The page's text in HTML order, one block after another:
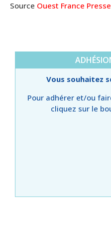
Source Ouest France
Vous souhaitez
Pour adhérer et/ou
cliquez sur le